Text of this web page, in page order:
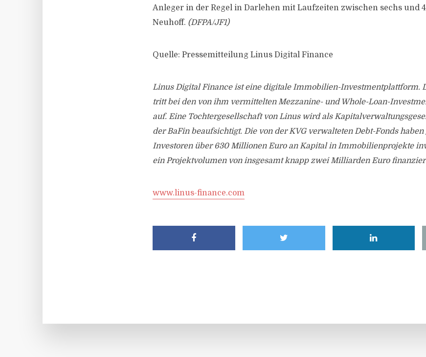
Anleger in der Regel in Darlehen mit Laufzeiten zwischen sechs und
Neuhoff. (DFPA/JF1)
Quelle: Pressemitteilung Linus Digital Finance
Linus Digital Finance ist eine digitale Immobilien-Investmentplattform.
tritt bei den von ihm vermittelten Mezzanine- und Whole-Loan-
auf. Eine Tochtergesellschaft von Linus wird als
der BaFin beaufsichtigt. Die von der KVG verwalteten Debt-Fonds
Investoren über 630 Millionen Euro an Kapital in Immobilienprojekte
ein Projektvolumen von insgesamt knapp zwei Milliarden Euro
www.linus-finance.com